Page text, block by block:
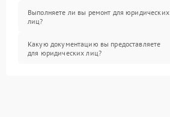
Выполняете ли вы ремонт для юридических
лиц?
Какую документацию вы предоставляете
для юридических лиц?